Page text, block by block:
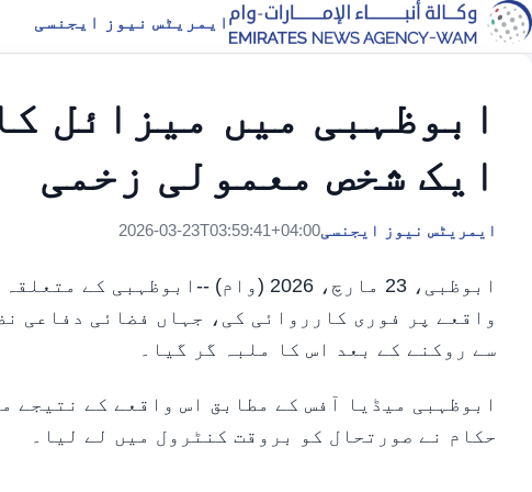
ایمریٹس نیوز ایجنسی
ابوظہبی میں میزائل
ایک شخص معمولی زخمی
ایمریٹس نیوز ایجنسی2026-03-23T03:59:41+04:00
ابوظبی، 23 مارچ، 2026 (وام) --
واقعے پر فوری کارروائی کی، جہاں فضائی دفاعی
سے روکنے کے بعد اس کا ملبہ گر گیا۔
ابوظہبی میڈیا آفس کے مطابق اس واقعے کے نتیجے
حکام نے صورتحال کو بروقت کنٹرول میں لے لیا۔